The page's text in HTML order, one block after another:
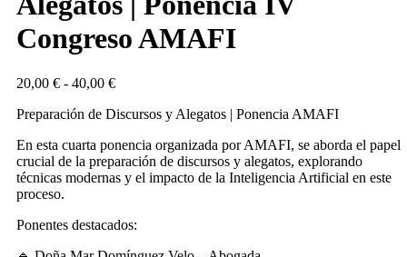
Congreso AMAFI
20,00 € - 40,00 €
Preparación de Discursos y Alegatos | Ponencia AMAFI
En esta cuarta ponencia organizada por AMAFI, se aborda el papel
crucial de la preparación de discursos y alegatos, explorando
técnicas modernas y el impacto de la Inteligencia Artificial en este
proceso.
Ponentes destacados: